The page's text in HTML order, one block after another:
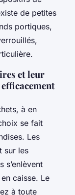
de petites
portiques,
et leur
à en
se fait
Les
sur les
s’enlèvent
caisse. Le
à toute